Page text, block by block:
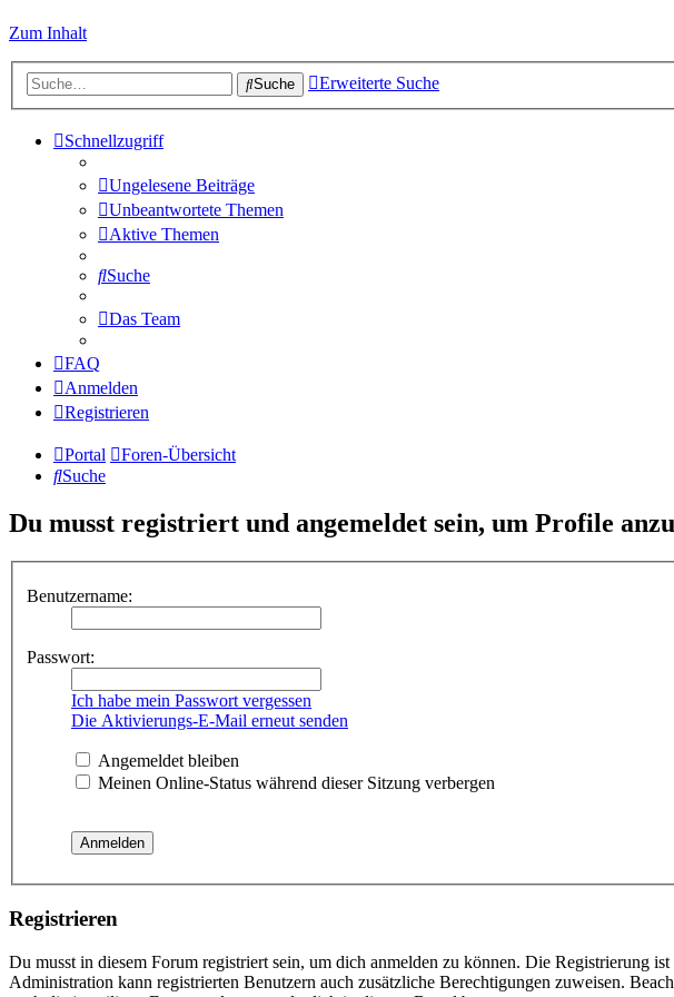
Zum Inhalt
Suche Erweiterte Suche
Schnellzugriff
Ungelesene Beiträge
Unbeantwortete Themen
Aktive Themen
Suche
Das Team
FAQ
Anmelden
Registrieren
Portal
Foren-Übersicht
Suche
Du musst registriert und angemeldet sein, um Profile
Benutzername:
Passwort:
Ich habe mein Passwort vergessen
Die Aktivierungs-E-Mail erneut senden
Angemeldet bleiben
Meinen Online-Status während dieser Sitzung verbergen
Registrieren
Du musst in diesem Forum registriert sein, um dich anmelden zu können. Die
Administration kann registrierten Benutzern auch zusätzliche Berechtigungen zuweisen.